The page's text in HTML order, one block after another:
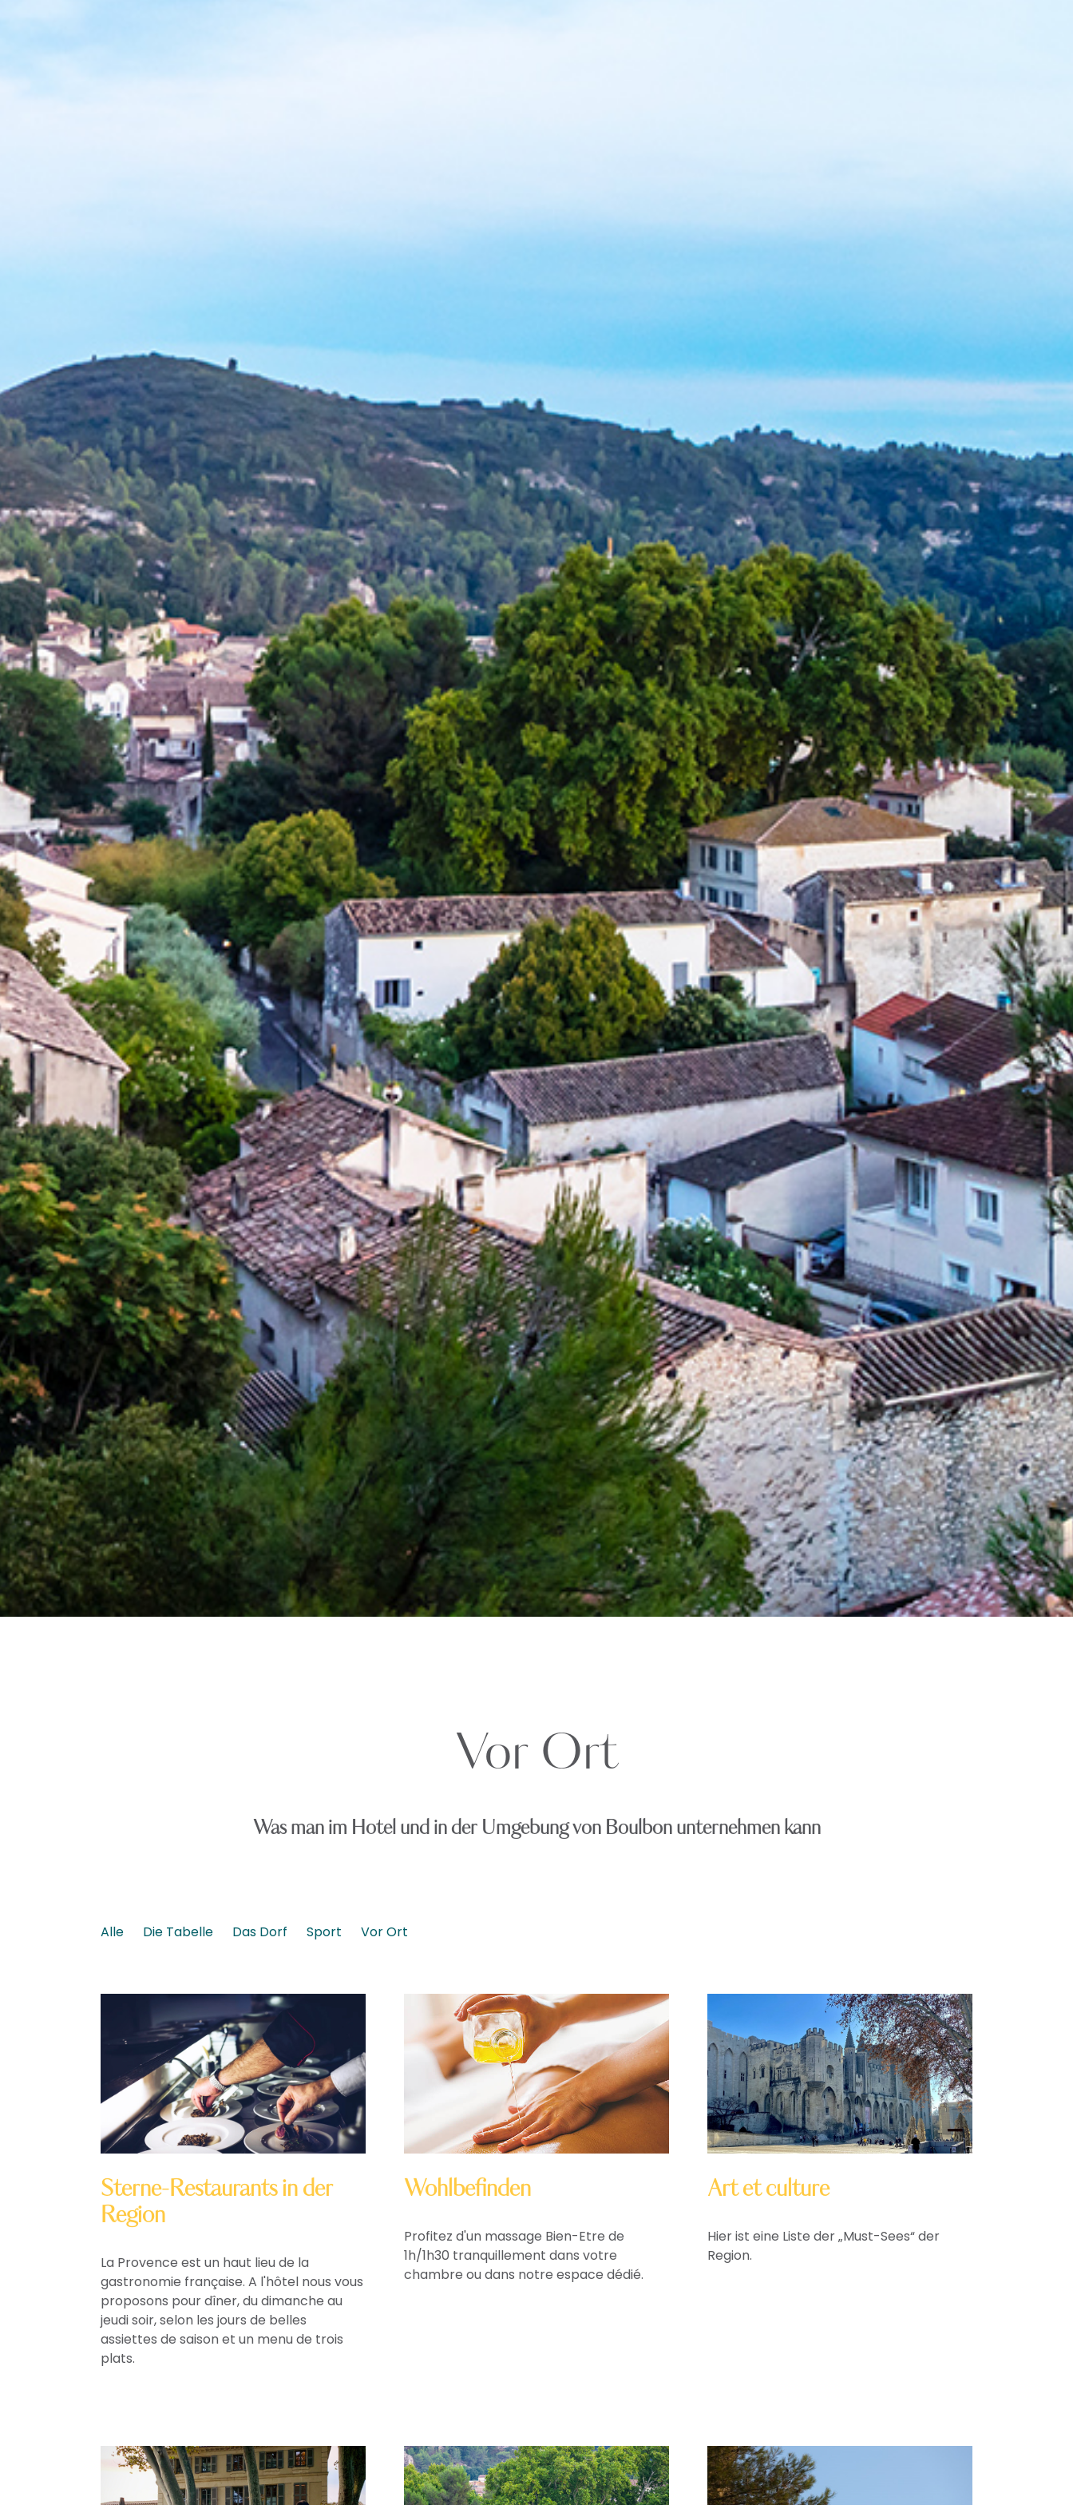
Sterne-Restaurants in
der Region
Wohlbefinden
Art et culture
Vor Ort
Was man im Hotel und in der Umgebung von Boulbon unternehmen kann
Alle Die Tabelle Das Dorf Sport Vor Ort
Sterne-Restaurants in der
Region
La Provence est un haut lieu de la
gastronomie française. A l'hôtel nous vous
proposons pour dîner, du dimanche au
jeudi soir, selon les jours de belles
assiettes de saison et un menu de trois
plats.
Wohlbefinden
Profitez d'un massage Bien-Etre de
1h/1h30 tranquillement dans votre
chambre ou dans notre espace dédié.
Art et culture
Hier ist eine Liste der „Must-Sees“ der
Region.